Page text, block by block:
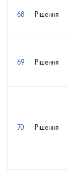
68 Рішення
69 Рішення
70 Рішення